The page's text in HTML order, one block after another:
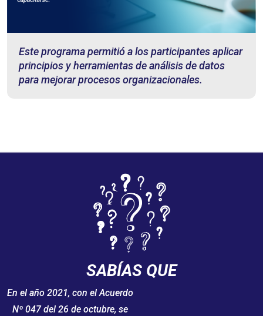
Este programa permitió a los participantes aplicar
principios y herramientas de análisis de datos
para mejorar procesos organizacionales.
SABÍAS QUE
En el año 2021, con el Acuerdo
Nº 047 del 26 de octubre, se